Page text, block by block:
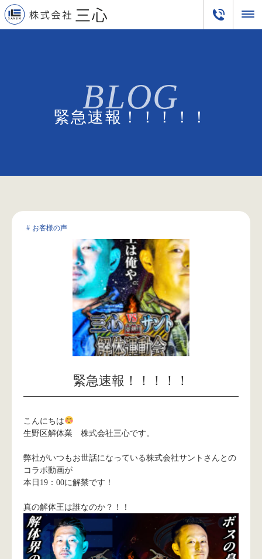
緊急速報！！！！！
お客様の声
緊急速報！！！！！
こんにちは
生野区解体業 株式会社三心です。
弊社がいつもお世話になっている株式会社サントさんとの
コラボ動画が
本日19：00に解禁です！
真の解体王は誰なのか？！！